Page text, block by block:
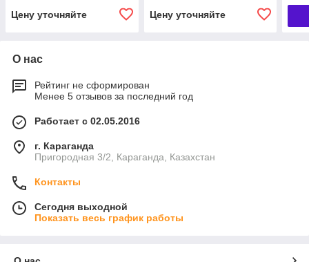
Цену уточняйте Цену уточняйте
О нас
Рейтинг не сформирован
Менее 5 отзывов за последний год
Работает с 02.05.2016
г. Караганда
Пригородная 3/2, Караганда, Казахстан
Контакты
Сегодня выходной
Показать весь график работы